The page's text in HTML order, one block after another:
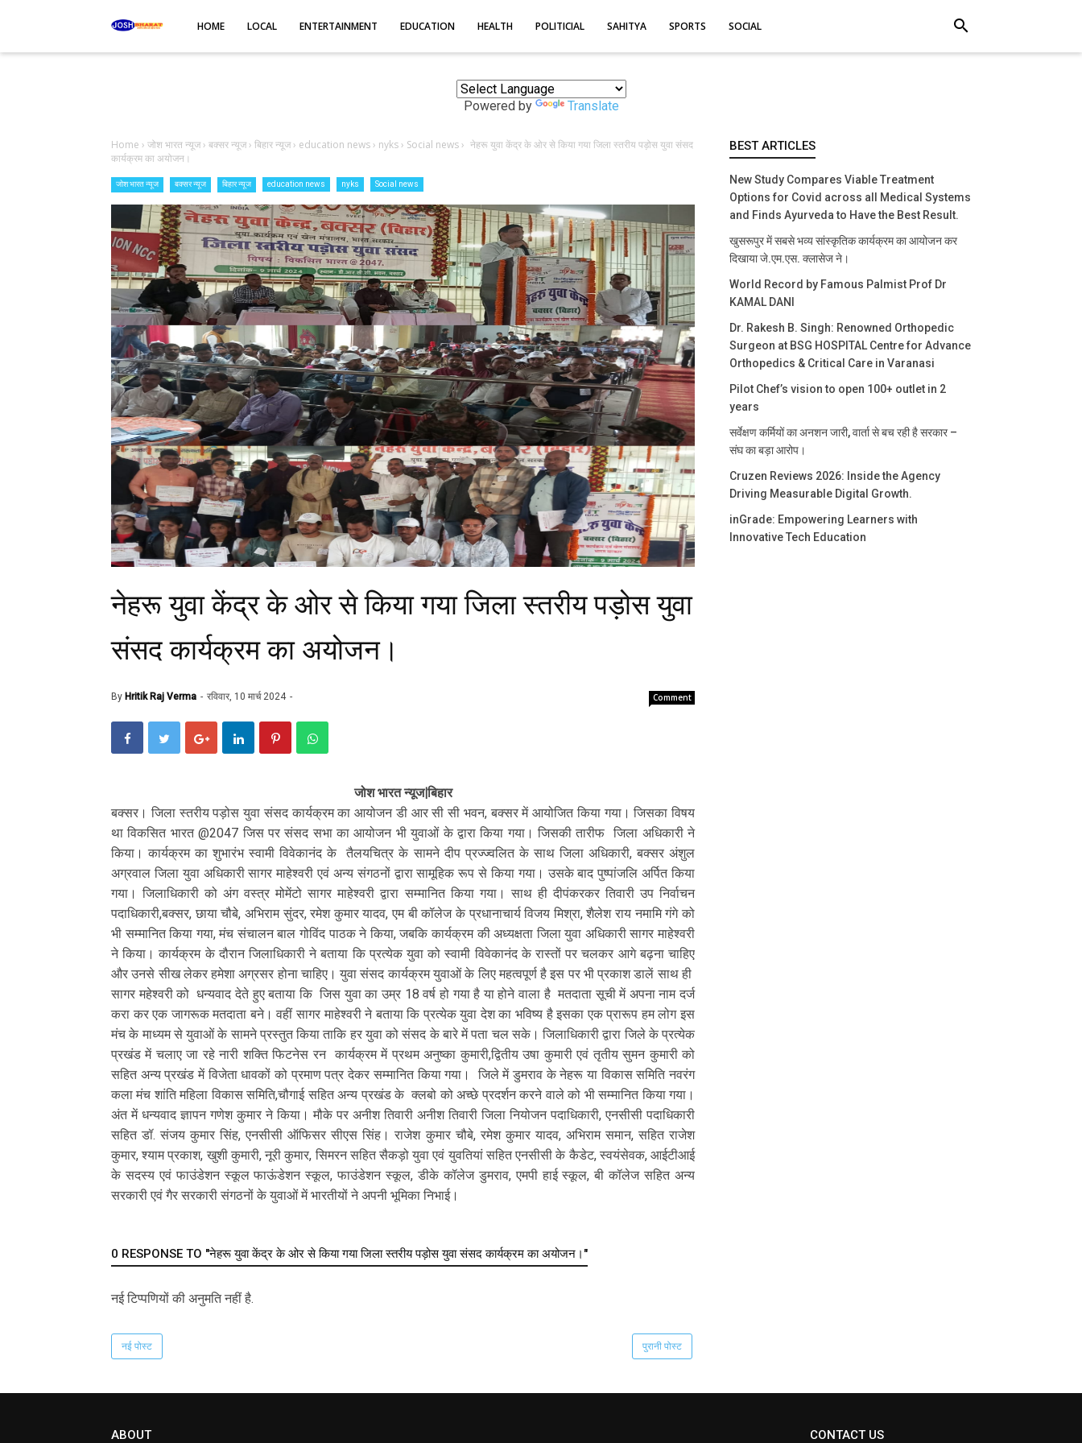
HOME LOCAL ENTERTAINMENT EDUCATION HEALTH POLITICIAL SAHITYA SPORTS SOCIAL search
Powered by Translate
Home › जोश भारत न्यूज› बक्सर न्यूज› बिहार न्यूज› education news› nyks› Social news› नेहरू युवा केंद्र के ओर से किया गया जिला स्तरीय पड़ोस युवा संसद
कार्यक्रम का अयोजन।
जोश भारत न्यूज बक्सर न्यूज बिहार न्यूज education news nyks Social news
नेहरू युवा केंद्र के ओर से किया गया जिला स्तरीय पड़ोस युवा
संसद कार्यक्रम का अयोजन।
By Hritik Raj Verma रविवार, 10 मार्च 2024 Comment
जोश भारत न्यूज|बिहार
बक्सर। जिला स्तरीय पड़ोस युवा संसद कार्यक्रम का आयोजन डी आर सी सी भवन, बक्सर में आयोजित किया गया। जिसका विषय
था विकसित भारत @2047 जिस पर संसद सभा का आयोजन भी युवाओं के द्वारा किया गया। जिसकी तारीफ जिला अधिकारी ने
किया। कार्यक्रम का शुभारंभ स्वामी विवेकानंद के तैलयचित्र के सामने दीप प्रज्ज्वलित के साथ जिला अधिकारी, बक्सर अंशुल
अग्रवाल जिला युवा अधिकारी सागर माहेश्वरी एवं अन्य संगठनों द्वारा सामूहिक रूप से किया गया। उसके बाद पुष्पांजलि अर्पित किया
गया। जिलाधिकारी को अंग वस्त्र मोमेंटो सागर माहेश्वरी द्वारा सम्मानित किया गया। साथ ही दीपंकरकर तिवारी उप निर्वाचन
पदाधिकारी,बक्सर, छाया चौबे, अभिराम सुंदर, रमेश कुमार यादव, एम बी कॉलेज के प्रधानाचार्य विजय मिश्रा, शैलेश राय नमामि गंगे को
भी सम्मानित किया गया, मंच संचालन बाल गोविंद पाठक ने किया, जबकि कार्यक्रम की अध्यक्षता जिला युवा अधिकारी सागर माहेश्वरी
ने किया। कार्यक्रम के दौरान जिलाधिकारी ने बताया कि प्रत्येक युवा को स्वामी विवेकानंद के रास्तों पर चलकर आगे बढ़ना चाहिए
और उनसे सीख लेकर हमेशा अग्रसर होना चाहिए। युवा संसद कार्यक्रम युवाओं के लिए महत्वपूर्ण है इस पर भी प्रकाश डालें साथ ही
सागर महेश्वरी को धन्यवाद देते हुए बताया कि जिस युवा का उम्र 18 वर्ष हो गया है या होने वाला है मतदाता सूची में अपना नाम दर्ज
करा कर एक जागरूक मतदाता बने। वहीं सागर माहेश्वरी ने बताया कि प्रत्येक युवा देश का भविष्य है इसका एक प्रारूप हम लोग इस
मंच के माध्यम से युवाओं के सामने प्रस्तुत किया ताकि हर युवा को संसद के बारे में पता चल सके। जिलाधिकारी द्वारा जिले के प्रत्येक
प्रखंड में चलाए जा रहे नारी शक्ति फिटनेस रन कार्यक्रम में प्रथम अनुष्का कुमारी,द्वितीय उषा कुमारी एवं तृतीय सुमन कुमारी को
सहित अन्य प्रखंड में विजेता धावकों को प्रमाण पत्र देकर सम्मानित किया गया। जिले में डुमराव के नेहरू या विकास समिति नवरंग
कला मंच शांति महिला विकास समिति,चौगाई सहित अन्य प्रखंड के क्लबो को अच्छे प्रदर्शन करने वाले को भी सम्मानित किया गया।
अंत में धन्यवाद ज्ञापन गणेश कुमार ने किया। मौके पर अनीश तिवारी अनीश तिवारी जिला नियोजन पदाधिकारी, एनसीसी पदाधिकारी
सहित डॉ. संजय कुमार सिंह, एनसीसी ऑफिसर सीएस सिंह। राजेश कुमार चौबे, रमेश कुमार यादव, अभिराम समान, सहित राजेश
कुमार, श्याम प्रकाश, खुशी कुमारी, नूरी कुमार, सिमरन सहित सैकड़ो युवा एवं युवतियां सहित एनसीसी के कैडेट, स्वयंसेवक, आईटीआई
के सदस्य एवं फाउंडेशन स्कूल फाऊंडेशन स्कूल, फाउंडेशन स्कूल, डीके कॉलेज डुमराव, एमपी हाई स्कूल, बी कॉलेज सहित अन्य
सरकारी एवं गैर सरकारी संगठनों के युवाओं में भारतीयों ने अपनी भूमिका निभाई।
0 RESPONSE TO "नेहरू युवा केंद्र के ओर से किया गया जिला स्तरीय पड़ोस युवा संसद कार्यक्रम का अयोजन।"
नई टिप्‍पणियों की अनुमति नहीं है.
नई पोस्ट पुरानी पोस्ट
BEST ARTICLES
New Study Compares Viable Treatment
Options for Covid across all Medical Systems
and Finds Ayurveda to Have the Best Result.
खुसरूपुर में सबसे भव्य सांस्कृतिक कार्यक्रम का आयोजन कर
दिखाया जे.एम.एस. क्लासेज ने।
World Record by Famous Palmist Prof Dr
KAMAL DANI
Dr. Rakesh B. Singh: Renowned Orthopedic
Surgeon at BSG HOSPITAL Centre for Advance
Orthopedics & Critical Care in Varanasi
Pilot Chef’s vision to open 100+ outlet in 2
years
सर्वेक्षण कर्मियों का अनशन जारी, वार्ता से बच रही है सरकार –
संघ का बड़ा आरोप।
Cruzen Reviews 2026: Inside the Agency
Driving Measurable Digital Growth.
inGrade: Empowering Learners with
Innovative Tech Education
ABOUT CONTACT US